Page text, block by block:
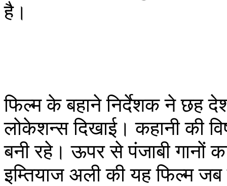
है।
फिल्म के बहाने निर्देशक ने छह
लोकेशन्स दिखाई। कहानी की
बनी रहे। ऊपर से पंजाबी
इम्तियाज अली की यह फिल्म